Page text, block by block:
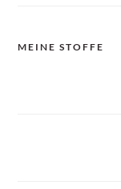
MEINE STOFFE